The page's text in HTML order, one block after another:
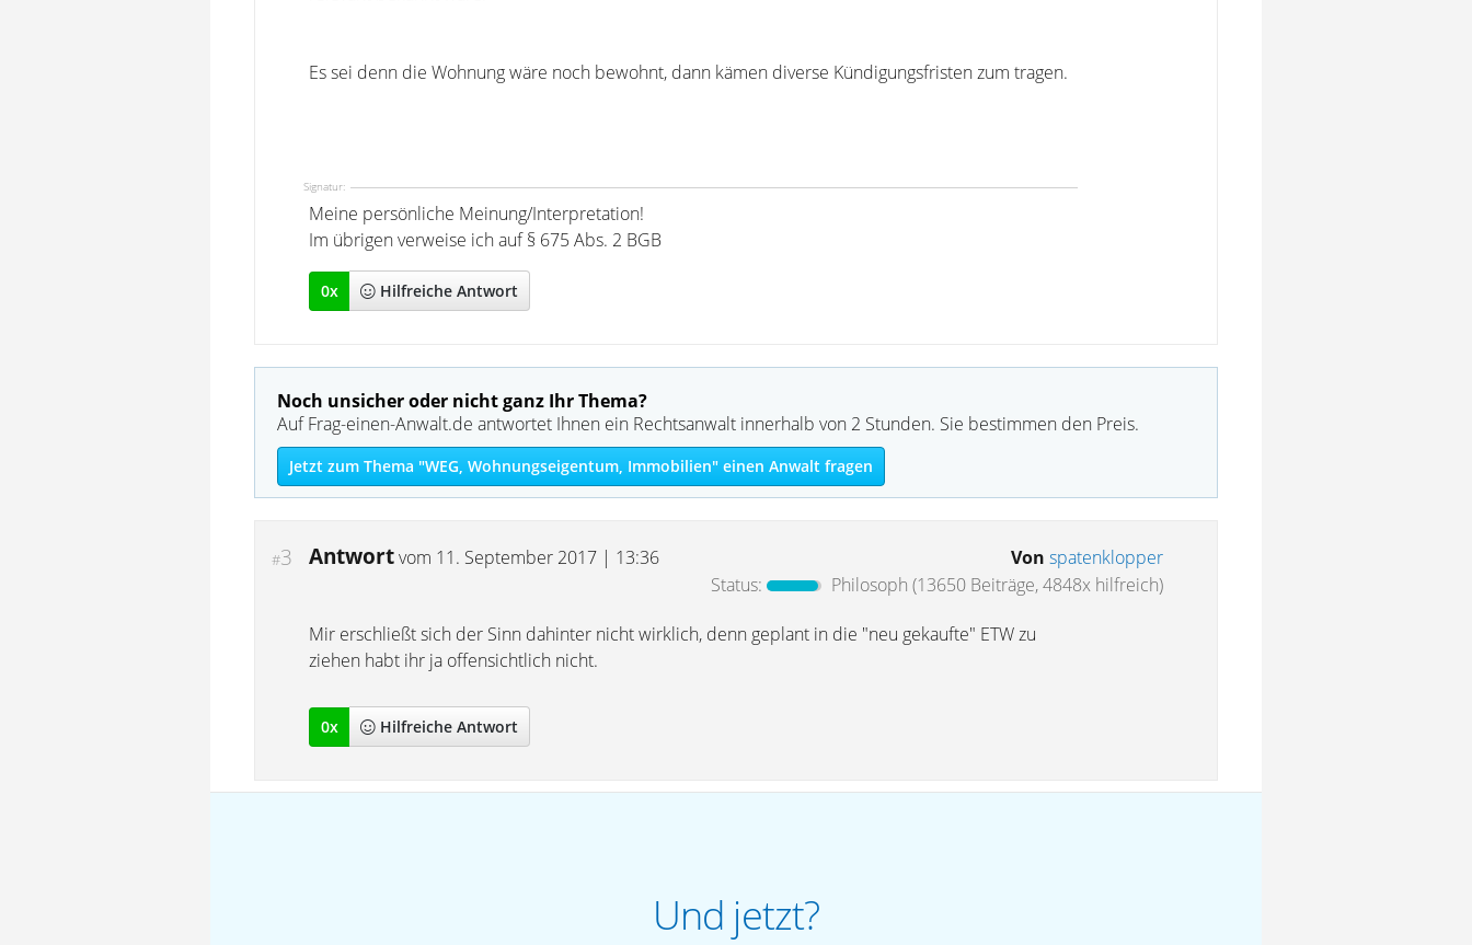
Es sei denn die Wohnung wäre noch bewohnt, dann kämen diverse Kündigungsfristen zum tragen.
Signatur:
Meine persönliche Meinung/Interpretation!
Im übrigen verweise ich auf § 675 Abs. 2 BGB
0x Hilfreiche Antwort
Noch unsicher oder nicht ganz Ihr Thema?
Auf Frag-einen-Anwalt.de antwortet Ihnen ein Rechtsanwalt innerhalb von 2 Stunden. Sie bestimmen den Preis.
Jetzt zum Thema "WEG, Wohnungseigentum, Immobilien" einen Anwalt fragen
#3 Antwortvom 11. September 2017 | 13:36 Von spatenklopper
Status:
Philosoph (13650 Beiträge, 4848x hilfreich)
Mir erschließt sich der Sinn dahinter nicht wirklich, denn geplant in die "neu gekaufte" ETW zu
ziehen habt ihr ja offensichtlich nicht.
0x Hilfreiche Antwort
Und jetzt?